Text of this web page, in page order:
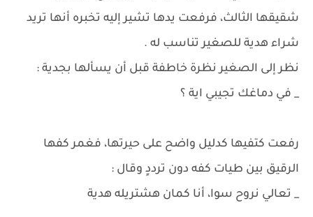
شقيقها الثالث، فرفعت يدها تشير إليه تخبره أنها تريد
شراء هدية للصغير تناسب له .
نظر إلى الصغير نظرة خاطفة قبل أن يسألها بجدية :
_ في دماغك تجيبي اية ؟
رفعت كتفيها كدليل واضح على حيرتها، فغمر كفها
الرقيق بين طيات كفه دون ترددٍ وقال :
_ تعالي نروح سوا، أنا كمان هشتريله هدية